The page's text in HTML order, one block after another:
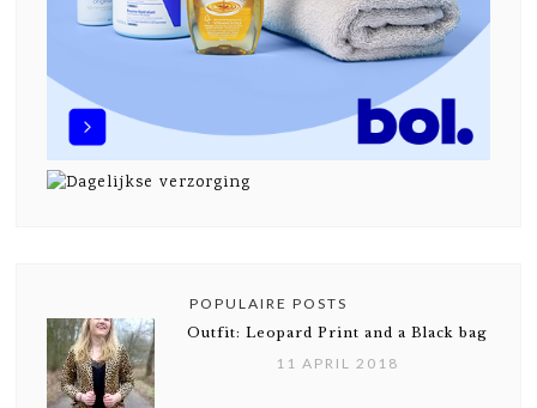
POPULAIRE POSTS
Outfit: Leopard Print and a Black bag
11 APRIL 2018